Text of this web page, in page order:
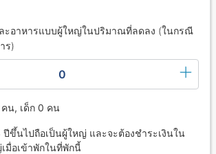
ะอาหารแบบผู้ใหญ่ในปริมาณที่ลดลง (ในกรณี
ร)
0
น, เด็ก 0 คน
ปีขึ้นไปถือเป็นผู้ใหญ่ และจะต้องชำระเงินใน
มื่อเข้าพักในที่พักนี้